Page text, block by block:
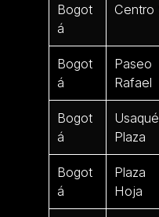
Bogot
á
Centro
Bogot
á
Rafael
Bogot
á
Plaza
Bogot
á
Hoja